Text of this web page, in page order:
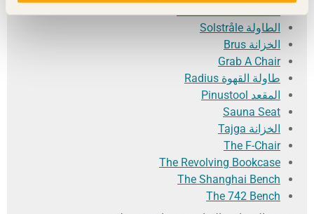
الطاولة Solstråle
الخزانة Brus
Grab A Chair
طاولة القهوة Radius
المقعد Pinustool
Sauna Seat
الخزانة Tajga
The F-Chair
The Revolving Bookcase
The Shanghai Bench
The 742 Bench